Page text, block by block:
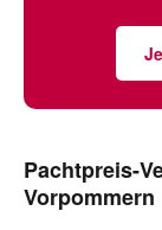
Pachtpreis-
Vorpommern